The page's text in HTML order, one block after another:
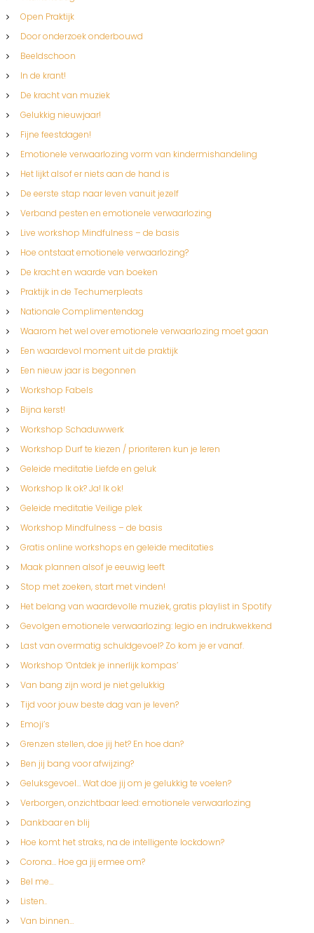
Open Praktijk
Door onderzoek onderbouwd
Beeldschoon
In de krant!
De kracht van muziek
Gelukkig nieuwjaar!
Fijne feestdagen!
Emotionele verwaarlozing vorm van kindermishandeling
Het lijkt alsof er niets aan de hand is
De eerste stap naar leven vanuit jezelf
Verband pesten en emotionele verwaarlozing
Live workshop Mindfulness – de basis
Hoe ontstaat emotionele verwaarlozing?
De kracht en waarde van boeken
Praktijk in de Techumerpleats
Nationale Complimentendag
Waarom het wel over emotionele verwaarlozing moet gaan
Een waardevol moment uit de praktijk
Een nieuw jaar is begonnen
Workshop Fabels
Bijna kerst!
Workshop Schaduwwerk
Workshop Durf te kiezen / prioriteren kun je leren
Geleide meditatie Liefde en geluk
Workshop Ik ok? Ja! Ik ok!
Geleide meditatie Veilige plek
Workshop Mindfulness – de basis
Gratis online workshops en geleide meditaties
Maak plannen alsof je eeuwig leeft
Stop met zoeken, start met vinden!
Het belang van waardevolle muziek, gratis playlist in Spotify
Gevolgen emotionele verwaarlozing: legio en indrukwekkend
Last van overmatig schuldgevoel? Zo kom je er vanaf.
Workshop ‘Ontdek je innerlijk kompas’
Van bang zijn word je niet gelukkig
Tijd voor jouw beste dag van je leven?
Emoji’s
Grenzen stellen, doe jij het? En hoe dan?
Ben jij bang voor afwijzing?
Geluksgevoel… Wat doe jij om je gelukkig te voelen?
Verborgen, onzichtbaar leed: emotionele verwaarlozing
Dankbaar en blij
Hoe komt het straks, na de intelligente lockdown?
Corona… Hoe ga jij ermee om?
Bel me…
Listen..
Van binnen…